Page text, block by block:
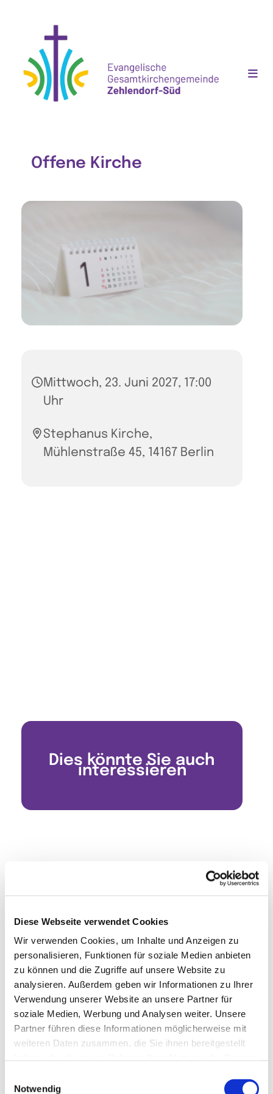
Diese Webseite verwendet Cookies
Wir verwenden Cookies, um Inhalte und Anzeigen zu
personalisieren, Funktionen für soziale Medien anbieten
zu können und die Zugriffe auf unsere Website zu
analysieren. Außerdem geben wir Informationen zu Ihrer
Verwendung unserer Website an unsere Partner für
soziale Medien, Werbung und Analysen weiter. Unsere
Partner führen diese Informationen möglicherweise mit
weiteren Daten zusammen, die Sie ihnen bereitgestellt
Notwendig
Offene Kirche
Mittwoch, 23. Juni 2027, 17:00
Uhr
Stephanus Kirche,
Mühlenstraße 45, 14167 Berlin
Dies könnte Sie auch
interessieren